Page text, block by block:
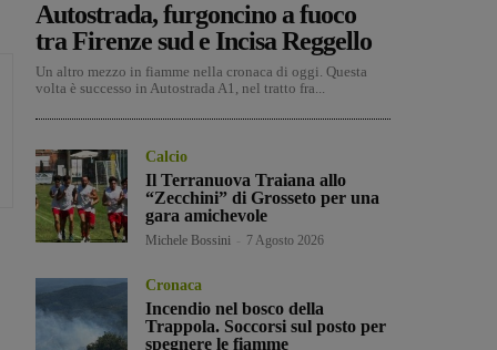
Autostrada, furgoncino a fuoco
tra Firenze sud e Incisa Reggello
Un altro mezzo in fiamme nella cronaca di oggi. Questa
volta è successo in Autostrada A1, nel tratto fra...
Calcio
Il Terranuova Traiana allo
“Zecchini” di Grosseto per una
gara amichevole
Michele Bossini 7 Agosto 2026
Cronaca
Incendio nel bosco della
Trappola. Soccorsi sul posto per
spegnere le fiamme